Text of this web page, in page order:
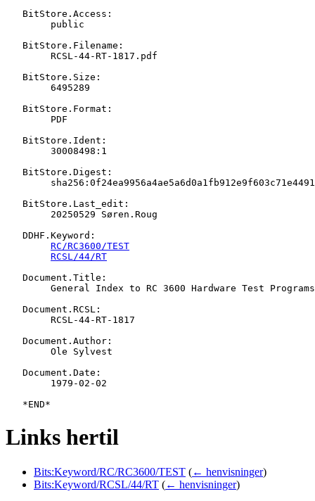
   BitStore.Access:
   BitStore.Filename:
   BitStore.Size:
   BitStore.Format:
   BitStore.Ident:
   BitStore.Digest:
   BitStore.Last_edit:
   DDHF.Keyword:
RC/RC3600/TEST
RCSL/44/RT
   Document.Title:
   Document.RCSL:
   Document.Author:
   Document.Date:
Links hertil
Bits:Keyword/RC/RC3600/TEST (← henvisninger)
Bits:Keyword/RCSL/44/RT (← henvisninger)